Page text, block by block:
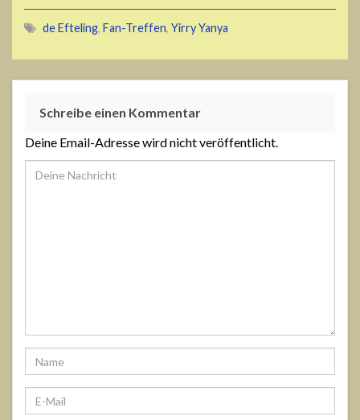
de Efteling, Fan-Treffen, Yirry Yanya
Schreibe einen Kommentar
Deine Email-Adresse wird nicht veröffentlicht.